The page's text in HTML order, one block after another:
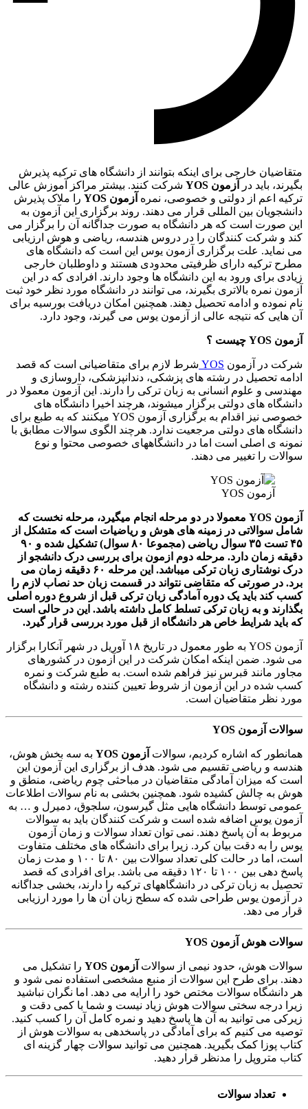
متقاضیان خارجی برای اینکه بتوانند از دانشگاه های ترکیه پذیرش
بگیرند، باید در
آزمون YOS
شرکت کنند. بیشتر مراکز آموزش عالی
ترکیه اعم از دولتی و خصوصی، نمره آزمون YOS
را ملاک پذیرش
دانشجویان بین المللی قرار می دهند. روند برگزاری این آزمون به
این صورت است که هر دانشگاه به صورت جداگانه آن را برگزار می
کند و شرکت کنندگان را در دروس هندسه، ریاضی و هوش ارزیابی
می نماید. علت برگزاری آزمون یوس این است که دانشگاه های
مطرح ترکیه دارای ظرفیتی محدودی هستند و داوطلبان خارجی
زیادی برای ورود به این دانشگاه ها وجود دارند. افرادی که در این
آزمون نمره بالاتری بگیرند، می توانند در دانشگاه مورد نظر خود ثبت
نام نموده و ادامه تحصیل دهند. همچنین امکان دریافت بورسیه برای
آن هایی که نتیجه عالی از آزمون یوس می گیرند، وجود دارد.
آزمون YOS چیست ؟
شرکت در آزمون YOS شرط لازم برای متقاضیانی است که قصد
ادامه تحصیل در رشته های پزشکی، دندانپزشکی، داروسازی و
مهندسی و علوم انسانی به زبان ترکی را دارند. این آزمون معمولا در
دانشگاه های دولتی برگزار میشوند، هرچند اخیرا دانشگاه های
خصوصی نیز اقدام به برگزاری آزمون YOS میکنند که به طبع برای
دانشگاه های دولتی مرجعیت ندارد. هرچند الگوی سوالات مطابق با
نمونه ی اصلی است اما در دانشگاههای خصوصی محتوا و نوع
سوالات را تغییر می دهند.
آزمون YOS
آزمون YOS معمولا در دو مرحله انجام میگیرد، مرحله نخست که
شامل سوالاتی در زمینه های هوش و ریاضیات است که متشکل از
۴۵ تست ۳۵ سوال ریاضی (مجموعا ۸۰ سوال) تشکیل شده و ۹۰
دقیقه زمان دارد. مرحله دوم ازمون برای بررسی درک دانشجو از
درک نوشتاری زبان ترکی میباشد. این مرحله ۶۰ دقیقه زمان می
برد. در صورتی که متقاضی نتواند در قسمت زبان حد نصاب لازم را
کسب کند باید یک دوره آمادگی زبان ترکی قبل از شروع دوره اصلی
بگذارند و به زبان ترکی تسلط کامل داشته باشد. این در حالی است
که باید شرایط خاص هر دانشگاه از قبل مورد بررسی قرار گیرد.
آزمون YOS به طور معمول در تاریخ ۱۸ آوریل در شهر آنکارا برگزار
می شود. ضمن اینکه امکان شرکت در این آزمون در کشورهای
مجاور مانند قبرس نیز فراهم شده است. به طبع شرکت و نمره
کسب شده در این آزمون از شروط تعیین کننده رشته و دانشگاه
مورد نظر متقاضیان است.
سوالات آزمون YOS
همانطور که اشاره کردیم، سوالات آزمون YOS
به سه بخش هوش،
هندسه و ریاضی تقسیم می شود. هدف از برگزاری این آزمون این
است که میزان آمادگی متقاضیان در مباحثی چوم ریاضی، منطق و
هوش به چالش کشیده شود. همچنین بخشی به نام سوالات اطلاعات
عمومی توسط دانشگاه هایی مثل گیرسون، سلجوق، دمیرل و … به
آزمون یوس اضافه شده است و شرکت کنندگان باید به سوالات
مربوط به آن پاسخ دهند. نمی توان تعداد سوالات و زمان آزمون
یوس را به دقت بیان کرد. زیرا برای دانشگاه های مختلف متفاوت
است، اما در حالت کلی تعداد سوالات بین ۸۰ تا ۱۰۰ و مدت زمان
پاسخ دهی بین ۱۰۰ تا ۱۲۰ دقیقه می باشد. برای افرادی که قصد
تحصیل به زبان ترکی در دانشگاههای ترکیه را دارند، بخشی جداگانه
در آزمون یوس طراحی شده که سطح زبان آن ها را مورد ارزیابی
قرار می دهد.
سوالات هوش آزمون YOS
سوالات هوش، حدود نیمی از سوالات آزمون YOS
را تشکیل می
دهند. برای طرح این سوالات از منبع مشخصی استفاده نمی شود و
هر دانشگاه سوالات مختص خود را ارایه می دهد. اما نگران نباشید
زیرا درجه سختی سوالات هوش زیاد نیست و شما با کمی دقت و
زیرکی می توانید به آن ها پاسخ دهید و نمره کامل آن را کسب کنید.
توصیه می کنیم که برای آمادگی در پاسخدهی به سوالات هوش از
کتاب پوزا کمک بگیرید. همچنین می توانید سوالات چهار گزینه ای
کتاب متروپل را مدنظر قرار دهید.
تعداد سوالات